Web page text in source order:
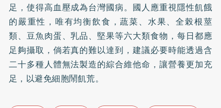
足，使得高血壓成為台灣國病。國人應重視隱性飢餓
的嚴重性，唯有均衡飲食，蔬菜、水果、全榖根莖
類、豆魚肉蛋、乳品、堅果等六大類食物，每日都應
足夠攝取，倘若真的難以達到，建議必要時能透過含
二十多種人體無法製造的綜合維他命，讓營養更加充
足，以避免細胞鬧飢荒。